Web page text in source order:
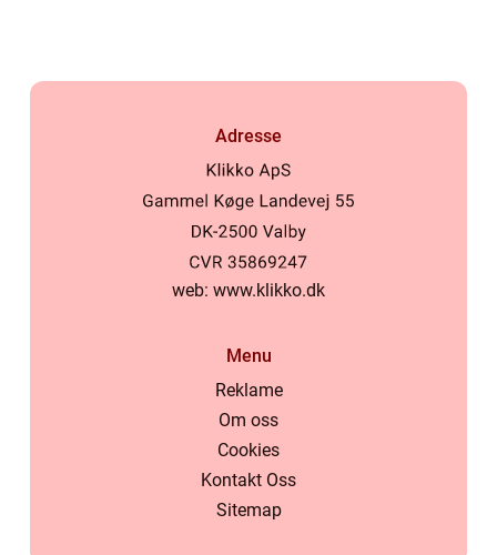
Adresse
web: www.klikko.dk
Menu
Reklame
Om oss
Cookies
Kontakt Oss
Sitemap